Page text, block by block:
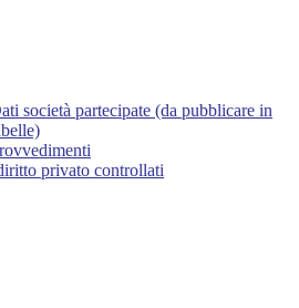
società partecipate (da pubblicare in
privato controllati